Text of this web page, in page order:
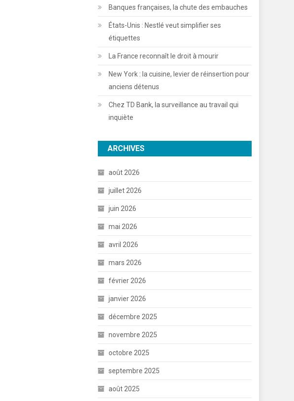
Banques françaises, la chute des embauches
États-Unis : Nestlé veut simplifier ses
étiquettes
La France reconnaît le droit à mourir
New York : la cuisine, levier de réinsertion pour
anciens détenus
Chez TD Bank, la surveillance au travail qui
inquiète
ARCHIVES
août 2026
juillet 2026
juin 2026
mai 2026
avril 2026
mars 2026
février 2026
janvier 2026
décembre 2025
novembre 2025
octobre 2025
septembre 2025
août 2025